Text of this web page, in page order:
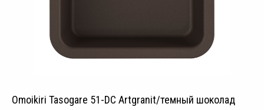
Omoikiri Tasogare 51-DC Artgranit/темный шоколад